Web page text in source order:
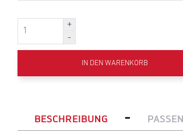
IN DEN WARENKORB
BESCHREIBUNG -